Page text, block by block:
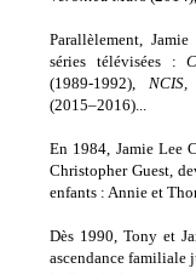
Parallèlement,
séries télévisées :
(1989-1992),
(2015–2016)...
En 1984, Jamie Lee
Christopher Guest,
enfants : Annie et
Dès 1990, Tony et
ascendance familiale